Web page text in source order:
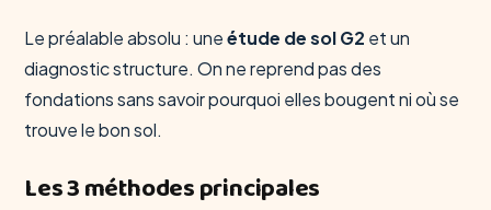
Le préalable absolu : uneétude de sol G2 et un
diagnostic structure. On ne reprend pas des
fondations sans savoir pourquoi elles bougent ni où se
trouve le bon sol.
Les 3 méthodes principales